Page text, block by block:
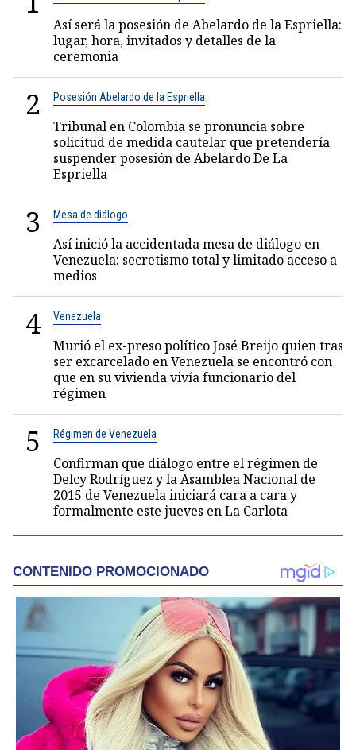
Así será la posesión de Abelardo de la Espriella:
lugar, hora, invitados y detalles de la
ceremonia
2 Posesión Abelardo de la Espriella
Tribunal en Colombia se pronuncia sobre
solicitud de medida cautelar que pretendería
suspender posesión de Abelardo De La
Espriella
3 Mesa de diálogo
Así inició la accidentada mesa de diálogo en
Venezuela: secretismo total y limitado acceso a
medios
4 Venezuela
Murió el ex-preso político José Breijo quien tras
ser excarcelado en Venezuela se encontró con
que en su vivienda vivía funcionario del
régimen
5 Régimen de Venezuela
Confirman que diálogo entre el régimen de
Delcy Rodríguez y la Asamblea Nacional de
2015 de Venezuela iniciará cara a cara y
formalmente este jueves en La Carlota